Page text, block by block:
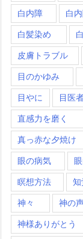
白内障 白
白髪染め
皮膚トラブル
目のかゆみ
目やに 目医
直感力を磨く
真っ赤な夕焼け
眼の病気
瞑想方法 知
神々 神の
神様ありがとう